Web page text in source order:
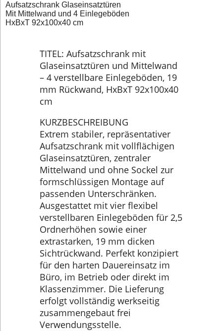
Aufsatzschrank Glaseinsatztüren
Mit Mittelwand und 4 Einlegeböden
HxBxT 92x100x40 cm
TITEL: Aufsatzschrank mit
Glaseinsatztüren und Mittelwand
– 4 verstellbare Einlegeböden, 19
mm Rückwand, HxBxT 92x100x40
cm
KURZBESCHREIBUNG
Extrem stabiler, repräsentativer
Aufsatzschrank mit vollflächigen
Glaseinsatztüren, zentraler
Mittelwand und ohne Sockel zur
formschlüssigen Montage auf
passenden Unterschränken.
Ausgestattet mit vier flexibel
verstellbaren Einlegeböden für 2,5
Ordnerhöhen sowie einer
extrastarken, 19 mm dicken
Sichtrückwand. Perfekt konzipiert
für den harten Dauereinsatz im
Büro, im Betrieb oder direkt im
Klassenzimmer. Die Lieferung
erfolgt vollständig werkseitig
zusammengebaut frei
Verwendungsstelle.